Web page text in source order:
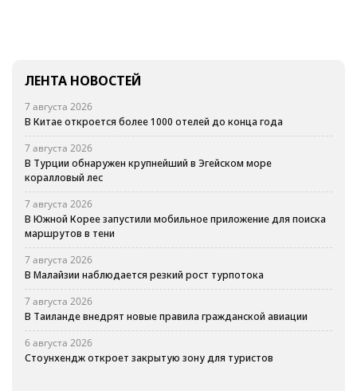
ЛЕНТА НОВОСТЕЙ
7 августа 2026
В Китае откроется более 1000 отелей до конца года
7 августа 2026
В Турции обнаружен крупнейший в Эгейском море
коралловый лес
7 августа 2026
В Южной Корее запустили мобильное приложение для поиска
маршрутов в тени
7 августа 2026
В Малайзии наблюдается резкий рост турпотока
7 августа 2026
В Таиланде внедрят новые правила гражданской авиации
6 августа 2026
Стоунхендж откроет закрытую зону для туристов